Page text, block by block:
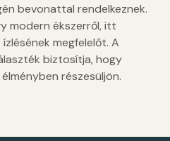
bevonattal rendelkeznek.
modern ékszerről, itt
megfelelőt. A
biztosítja, hogy
részesüljön.